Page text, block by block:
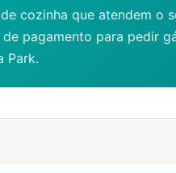
cozinha que atendem o
pagamento para pedir
Park.